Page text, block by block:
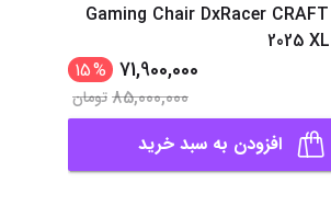
Gaming Chair DxRacer CRAFT
2025
71,900,000
%
15
85,000,000تومان
افزودن به سبد خرید